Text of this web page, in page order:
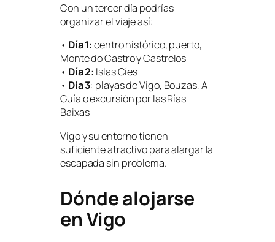
Con un tercer día podrías
organizar el viaje así:
• Día 1: centro histórico, puerto,
Monte do Castro y Castrelos
• Día 2: Islas Cíes
• Día 3: playas de Vigo, Bouzas, A
Guía o excursión por las Rías
Baixas
Vigo y su entorno tienen
suficiente atractivo para alargar la
escapada sin problema.
Dónde alojarse
en Vigo